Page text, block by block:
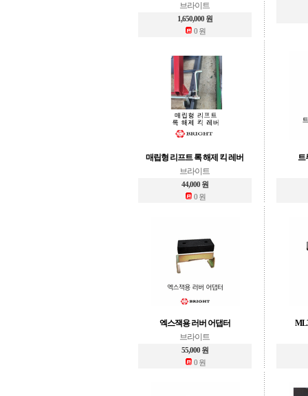
브라이트
1,650,000 원
0 원
매립형 리프트 록 해제 킥 레버
브라이트
44,000 원
0 원
트
엑스잭용 러버 어댑터
브라이트
55,000 원
0 원